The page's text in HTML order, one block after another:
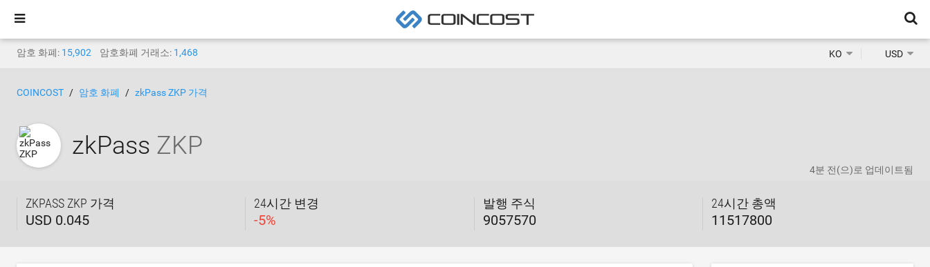
암호 화폐: 15,902 암호화폐 거래소: 1,468 KO USD
COINCOST 암호 화폐 zkPass ZKP 가격
zkPass ZKP
ZKPASS ZKP 가격
USD 0.045
24시간 변경
-5%
발행 주식
9057570
24시간 총액
11517800
4분 전(으)로 업데이트됨